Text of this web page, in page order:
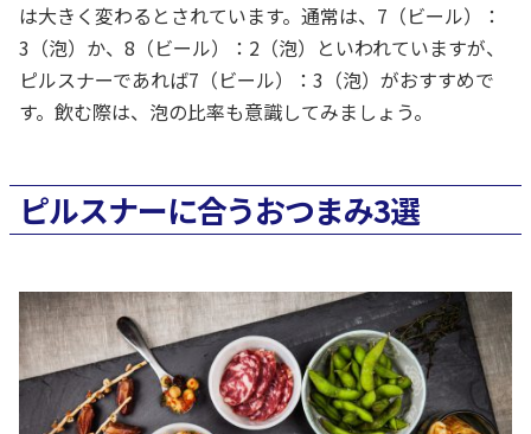
は大きく変わるとされています。通常は、7（ビール）：
3（泡）か、8（ビール）：2（泡）といわれていますが、
ピルスナーであれば7（ビール）：3（泡）がおすすめで
す。飲む際は、泡の比率も意識してみましょう。
ピルスナーに合うおつまみ3選